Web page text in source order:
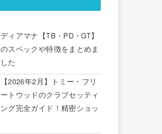
ディアマナ【TB・PD・GT】
のスペックや特徴をまとめま
した
【2026年2月】トミー・フリ
ートウッドのクラブセッティ
ング完全ガイド！精密ショッ